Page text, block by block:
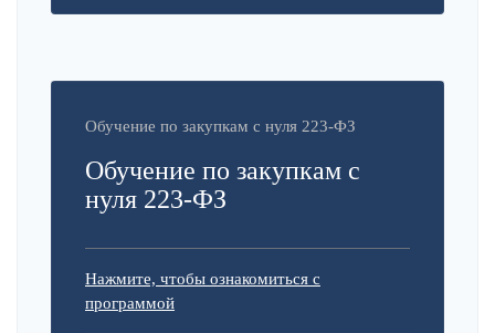
Обучение по закупкам с нуля 223-ФЗ
Обучение по закупкам с
нуля 223-ФЗ
Нажмите, чтобы ознакомиться с
программой